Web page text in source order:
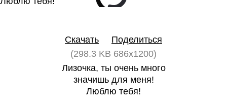
Скачать
Поделиться
(298.3 KB 686x1200)
Лизочка, ты очень много
значишь для меня!
Люблю тебя!